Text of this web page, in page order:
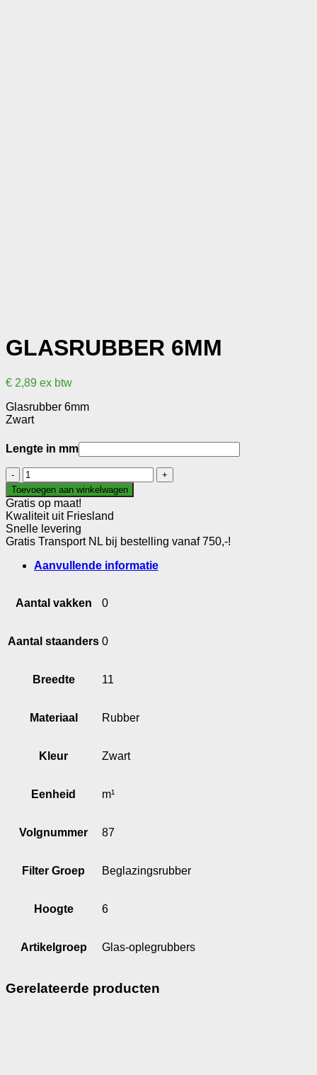
GLASRUBBER 6MM
€ 2,89 ex btw
Glasrubber 6mm
Zwart
Lengte in mm
Glasrubber
6mm
aantal
Toevoegen aan winkelwagen
Gratis op maat!
Kwaliteit uit Friesland
Snelle levering
Gratis Transport NL bij bestelling vanaf 750,-!
Aanvullende informatie
Aantal vakken 0
Aantal staanders 0
Breedte 11
Materiaal Rubber
Kleur Zwart
Eenheid m¹
Volgnummer 87
Filter Groep Beglazingsrubber
Hoogte 6
Artikelgroep Glas-oplegrubbers
Gerelateerde producten